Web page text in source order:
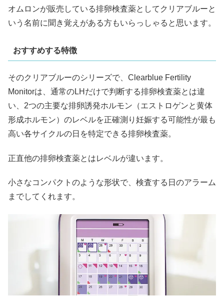
オムロンが販売している排卵検査薬としてクリアブルーと
いう名前に聞き覚えがある方もいらっしゃると思います。
おすすめする特徴
そのクリアブルーのシリーズで、Clearblue Fertility
Monitorは、通常のLHだけで判断する排卵検査薬とは違
い、2つの主要な排卵誘発ホルモン（エストロゲンと黄体
形成ホルモン）のレベルを正確測り妊娠する可能性が最も
高い各サイクルの日を特定できる排卵検査薬。
正直他の排卵検査薬とはレベルが違います。
小さなコンパクトのような形状で、検査する日のアラーム
までしてくれます。